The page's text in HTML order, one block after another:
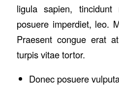
ligula sapien, tincidunt
posuere imperdiet, leo.
Praesent congue erat
turpis vitae tortor.
Donec posuere